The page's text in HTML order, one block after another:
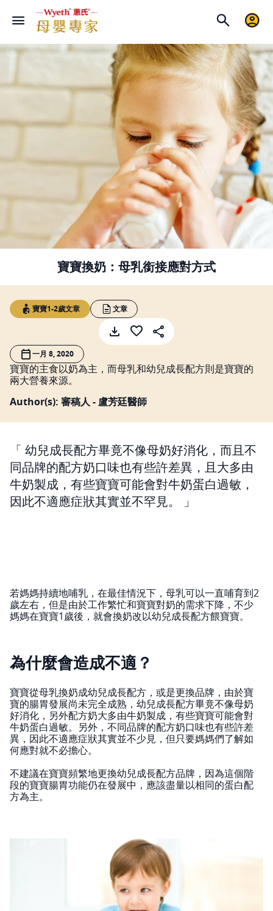
寶寶換奶：母乳銜接應對方式
寶寶1-2歲文章 文章
一月 8, 2020
寶寶的主食以奶為主，而母乳和幼兒成長配方則是寶寶的
兩大營養來源。
Author(s): 審稿人 - 盧芳廷醫師
幼兒成長配方畢竟不像母奶好消化，而且不
同品牌的配方奶口味也有些許差異，且大多由
牛奶製成，有些寶寶可能會對牛奶蛋白過敏，
因此不適應症狀其實並不罕見。
若媽媽持續地哺乳，在最佳情況下，母乳可以一直哺育到2
歲左右，但是由於工作繁忙和寶寶對奶的需求下降，不少
媽媽在寶寶1歲後，就會換奶改以幼兒成長配方餵寶寶。
為什麼會造成不適？
寶寶從母乳換奶成幼兒成長配方，或是更換品牌，由於寶
寶的腸胃發展尚未完全成熟，幼兒成長配方畢竟不像母奶
好消化，另外配方奶大多由牛奶製成，有些寶寶可能會對
牛奶蛋白過敏。另外，不同品牌的配方奶口味也有些許差
異，因此不適應症狀其實並不少見，但只要媽媽們了解如
何應對就不必擔心。
不建議在寶寶頻繁地更換幼兒成長配方品牌，因為這個階
段的寶寶腸胃功能仍在發展中，應該盡量以相同的蛋白配
方為主。